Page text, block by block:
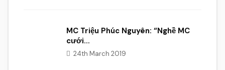
MC Triệu Phúc Nguyên: “Nghề MC
cưới…
24th March 2019